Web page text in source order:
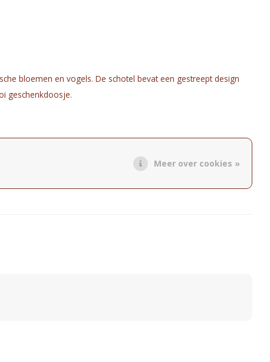
bloemen en vogels. De schotel bevat een gestreept design
geschenkdoosje.
de hand te wassen.
Meer over cookies »